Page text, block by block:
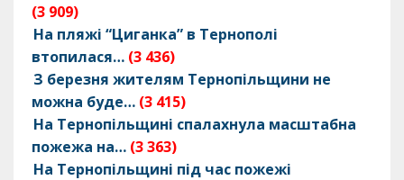
(3 909)
На пляжі “Циганка” в Тернополі
втопилася… (3 436)
З березня жителям Тернопільщини не
можна буде… (3 415)
На Тернопільщині спалахнула масштабна
пожежа на… (3 363)
На Тернопільщині під час пожежі